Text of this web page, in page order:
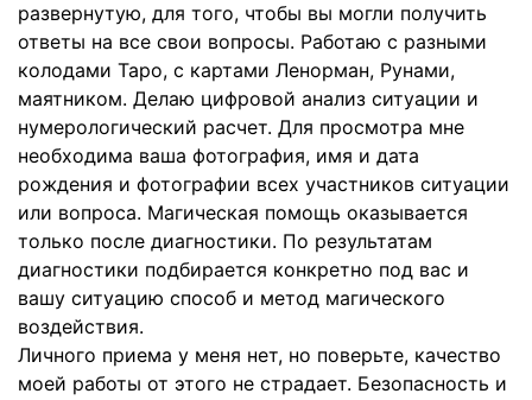
развернутую, для того, чтобы вы могли получить
ответы на все свои вопросы. Работаю с разными
колодами Таро, с картами Ленорман, Рунами,
маятником. Делаю цифровой анализ ситуации и
нумерологический расчет. Для просмотра мне
необходима ваша фотография, имя и дата
рождения и фотографии всех участников ситуации
или вопроса. Магическая помощь оказывается
только после диагностики. По результатам
диагностики подбирается конкретно под вас и
вашу ситуацию способ и метод магического
воздействия.
Личного приема у меня нет, но поверьте, качество
моей работы от этого не страдает. Безопасность и